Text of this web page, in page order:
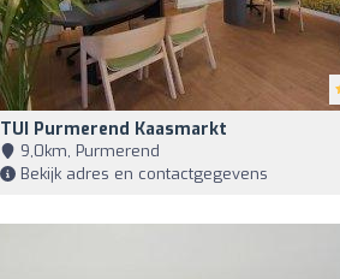
TUI Purmerend Kaasmarkt
9,0km, Purmerend
Bekijk adres en contactgegevens